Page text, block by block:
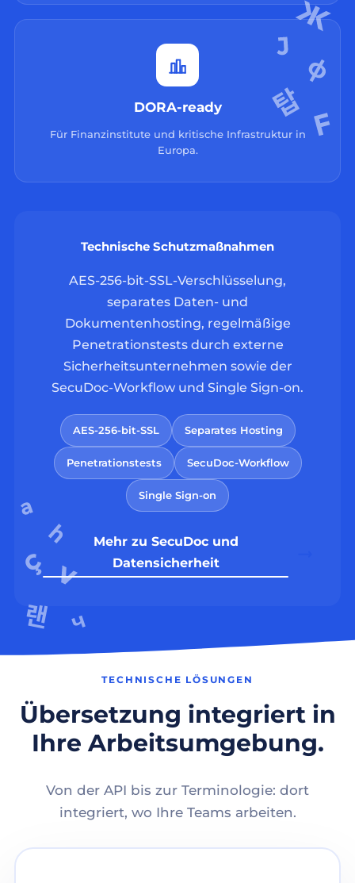
DORA-ready
Für Finanzinstitute und kritische Infrastruktur in
Europa.
Technische Schutzmaßnahmen
AES-256-bit-SSL-Verschlüsselung,
separates Daten- und
Dokumentenhosting, regelmäßige
Penetrationstests durch externe
Sicherheitsunternehmen sowie der
SecuDoc-Workflow und Single Sign-on.
AES-256-bit-SSL Separates Hosting
Penetrationstests SecuDoc-Workflow
Single Sign-on
Mehr zu SecuDoc und
Datensicherheit
TECHNISCHE LÖSUNGEN
Übersetzung integriert in
Ihre Arbeitsumgebung.
Von der API bis zur Terminologie: dort
integriert, wo Ihre Teams arbeiten.